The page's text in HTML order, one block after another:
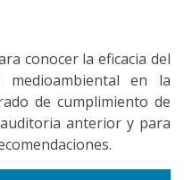
conocer la eficacia del
en la
de cumplimiento de
anterior y para